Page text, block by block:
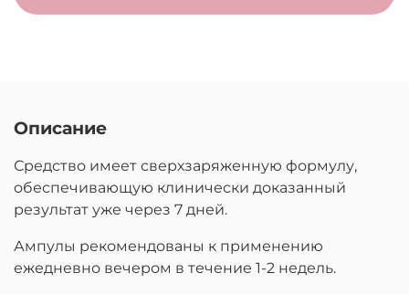
Описание
Средство имеет сверхзаряженную формулу,
обеспечивающую клинически доказанный
результат уже через 7 дней.
Ампулы рекомендованы к применению
ежедневно вечером в течение 1-2 недель.